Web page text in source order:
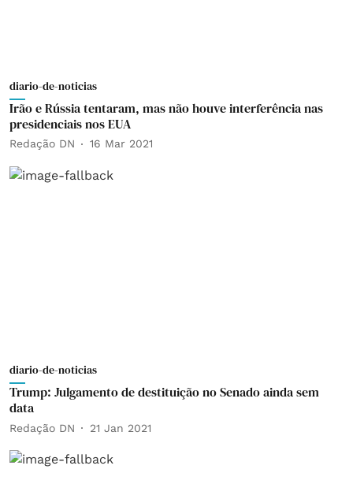
diario-de-noticias
Irão e Rússia tentaram, mas não houve interferência nas
presidenciais nos EUA
Redação DN 16 Mar 2021
diario-de-noticias
Trump: Julgamento de destituição no Senado ainda sem
data
Redação DN 21 Jan 2021